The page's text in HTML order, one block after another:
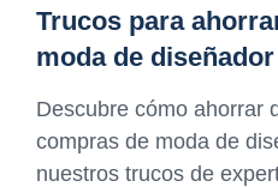
Trucos para
moda de diseñador
Descubre cómo ahorrar
compras de moda de
nuestros trucos de